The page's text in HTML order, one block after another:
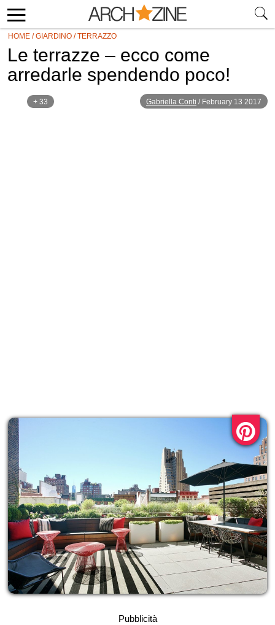
HOME /GIARDINO /TERRAZZO
Le terrazze – ecco come
arredarle spendendo poco!
+ 33 Gabriella Conti / February 13 2017
Pubblicità